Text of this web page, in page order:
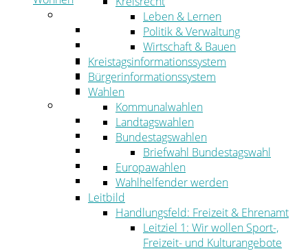
Migration
Schulen, Bildung, Sport und Kultur
Soziales
Gesundheit
Jugend, Familie und Senioren
Bauen und Planen
Abfall
Umwelt
Ordnung
Leben & Lernen
Politik & Verwaltung
Wirtschaft & Bauen
Kreistagsinformationssystem
Bürgerinformationssystem
Wahlen
Kommunalwahlen
Landtagswahlen
Bundestagswahlen
Briefwahl Bundestagswahl
Europawahlen
Wahlhelfender werden
Leitbild
Handlungsfeld: Freizeit & Ehrenamt
Leitziel 1: Wir wollen Sport-,
Freizeit- und Kulturangebote